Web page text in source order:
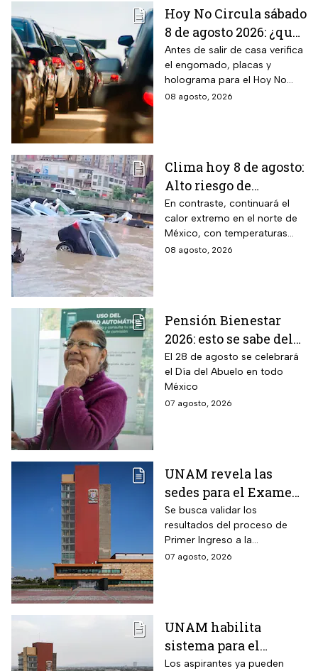
Hoy No Circula sábado
8 de agosto 2026: ¿qué
autos no circulan en
CDMX y Edomex?
Antes de salir de casa verifica
el engomado, placas y
holograma para el Hoy No
Circula de este sábado
08 agosto, 2026
Clima hoy 8 de agosto:
Alto riesgo de
inundaciones y
desbordamiento de
ríos por lluvias
intensas en dos
En contraste, continuará el
calor extremo en el norte de
México, con temperaturas
superiores a 45°C en el
08 agosto, 2026
Pensión Bienestar
2026: esto se sabe del
pago por el Día del
Abuelo en agosto
El 28 de agosto se celebrará
el Día del Abuelo en todo
México
07 agosto, 2026
UNAM revela las
sedes para el Examen
de control 2026;
consulta dónde será
Se busca validar los
resultados del proceso de
Primer Ingreso a la
Licenciatura luego de
07 agosto, 2026
UNAM habilita
sistema para el
examen de control: así
Los aspirantes ya pueden